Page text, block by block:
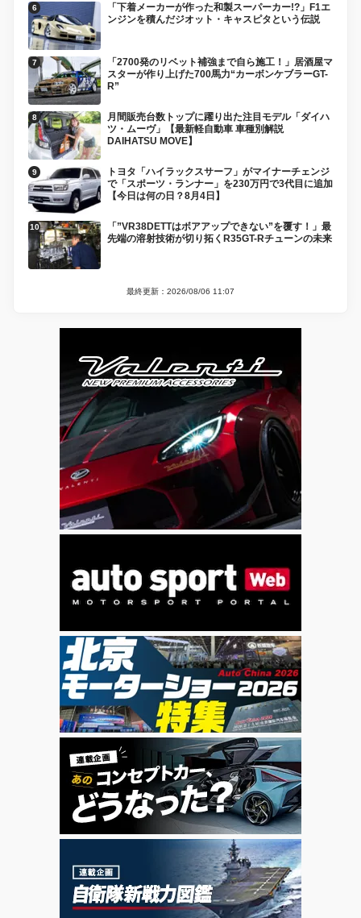
「下着メーカーが作った和製スーパーカー!?」F1エ
ンジンを積んだジオット・キャスピタという伝説
「2700発のリベット補強まで自ら施工！」居酒屋マ
スターが作り上げた700馬力“カーボンケブラーGT-
R”
月間販売台数トップに躍り出た注目モデル「ダイハ
ツ・ムーヴ」【最新軽自動車 車種別解説
DAIHATSU MOVE】
トヨタ「ハイラックスサーフ」がマイナーチェンジ
で「スポーツ・ランナー」を230万円で3代目に追加
【今日は何の日？8月4日】
「”VR38DETTはボアアップできない”を覆す！」最
先端の溶射技術が切り拓くR35GT-Rチューンの未来
最終更新：2026/08/06 11:07